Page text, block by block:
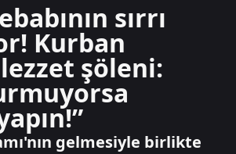
sırrı
Kurban
şöleni:
gelmesiyle birlikte